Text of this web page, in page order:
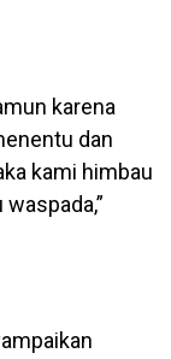
karena
dan
kami himbau